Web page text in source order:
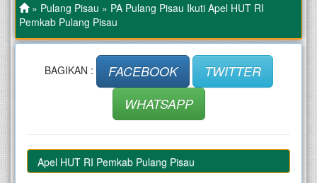
» Pulang Pisau » PA Pulang Pisau Ikuti Apel HUT RI
Pemkab Pulang Pisau
BAGIKAN : FACEBOOK
TWITTER
WHATSAPP
Apel HUT RI Pemkab Pulang Pisau